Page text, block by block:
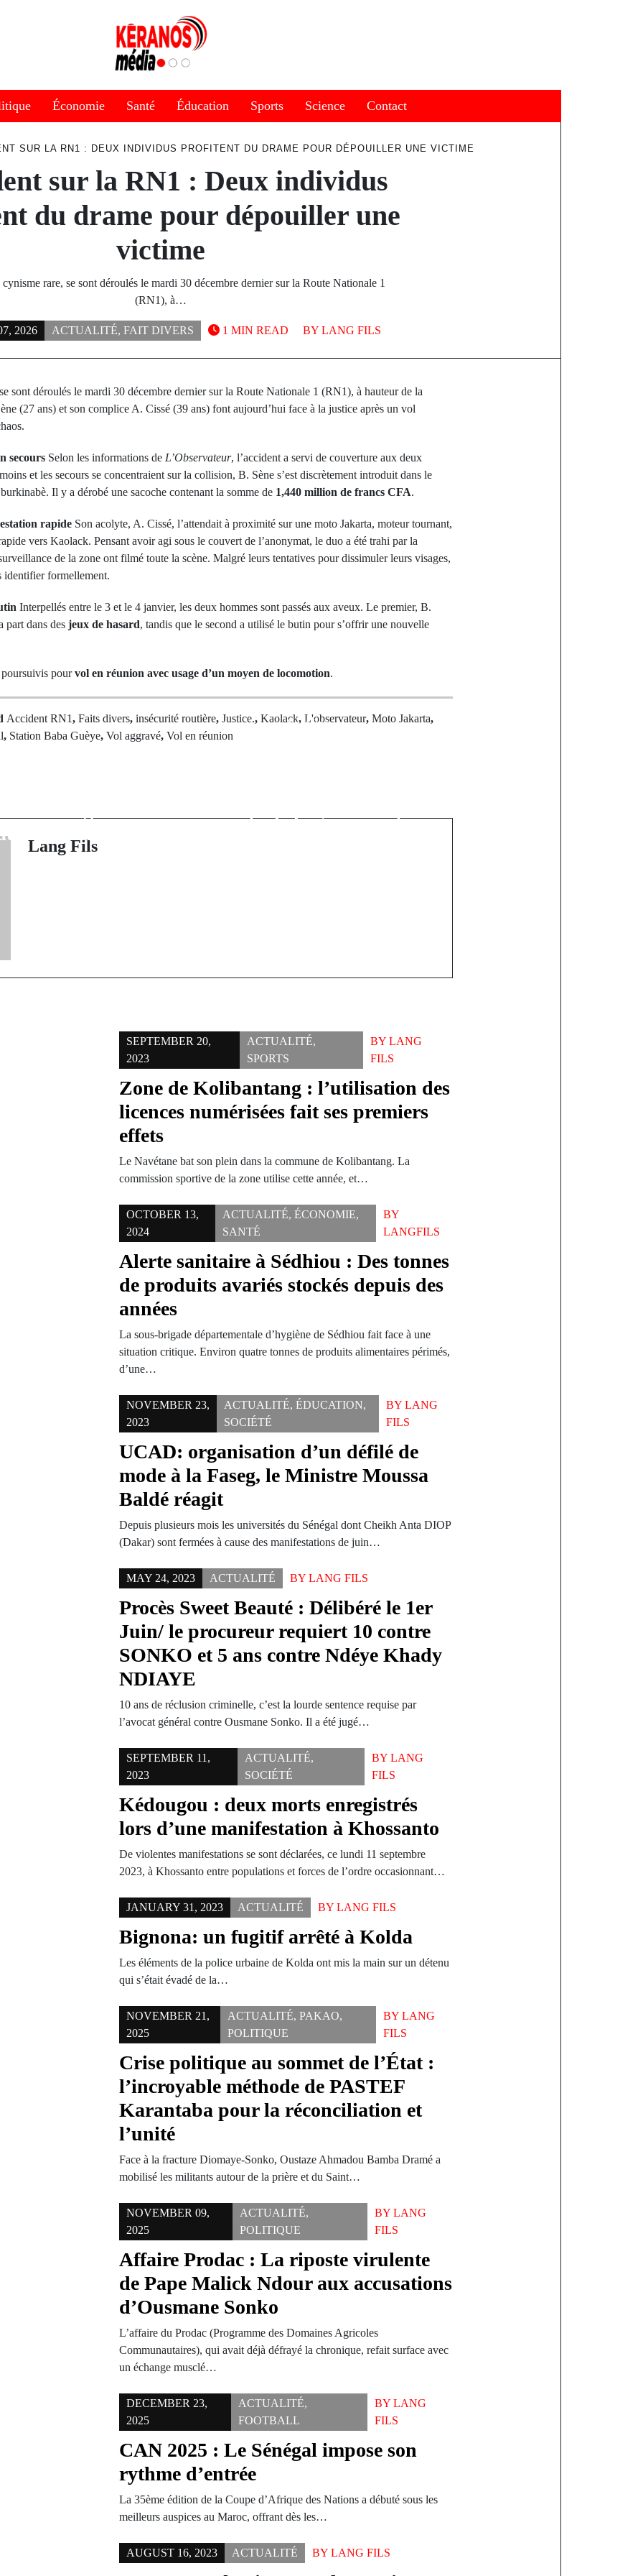
Économie Santé Éducation Sports Science Contact
SUR LA RN1 : DEUX INDIVIDUS PROFITENT DU DRAME POUR DÉPOUILLER UNE VICTIME
sur la RN1 : Deux individus
du drame pour dépouiller une
victime
cynisme rare, se sont déroulés le mardi 30 décembre dernier sur la Route Nationale 1
(RN1), à…
2026 ACTUALITÉ, FAIT DIVERS BY LANG FILS
1 MIN READ
sont déroulés le mardi 30 décembre dernier sur la Route Nationale 1 (RN1), à hauteur de la
(27 ans) et son complice A. Cissé (39 ans) font aujourd’hui face à la justice après un vol
secours Selon les informations de L’Observateur, l’accident a servi de couverture aux deux
et les secours se concentraient sur la collision, B. Sène s’est discrètement introduit dans le
Il y a dérobé une sacoche contenant la somme de 1,440 million de francs CFA.
rapide Son acolyte, A. Cissé, l’attendait à proximité sur une moto Jakarta, moteur tournant,
vers Kaolack. Pensant avoir agi sous le couvert de l’anonymat, le duo a été trahi par la
de la zone ont filmé toute la scène. Malgré leurs tentatives pour dissimuler leurs visages,
identifier formellement.
Interpellés entre le 3 et le 4 janvier, les deux hommes sont passés aux aveux. Le premier, B.
part dans des jeux de hasard, tandis que le second a utilisé le butin pour s’offrir une nouvelle
poursuivis pourvol en réunion avec usage d’un moyen de locomotion.
Accident RN1,Faits divers,insécurité routière,Justice.,Kaolack,L'observateur,Moto Jakarta,
, Station Baba Guèye,Vol aggravé,Vol en réunion
de force
Next Post
réussite de la grève contre
Lang Fils
SEPTEMBER 20,
2023
ACTUALITÉ,
SPORTS
BYLANG
FILS
Zone de Kolibantang : l’utilisation des
licences numérisées fait ses premiers
effets
Le Navétane bat son plein dans la commune de Kolibantang. La
commission sportive de la zone utilise cette année, et…
OCTOBER 13,
2024
ACTUALITÉ, ÉCONOMIE,
SANTÉ
BY
LANGFILS
Alerte sanitaire à Sédhiou : Des tonnes
de produits avariés stockés depuis des
années
La sous-brigade départementale d’hygiène de Sédhiou fait face à une
situation critique. Environ quatre tonnes de produits alimentaires périmés,
d’une…
NOVEMBER 23,
2023
ACTUALITÉ,ÉDUCATION,
SOCIÉTÉ
BY LANG
FILS
UCAD: organisation d’un défilé de
mode à la Faseg, le Ministre Moussa
Baldé réagit
Depuis plusieurs mois les universités du Sénégal dont Cheikh Anta DIOP
(Dakar) sont fermées à cause des manifestations de juin…
MAY 24, 2023 ACTUALITÉ BYLANG FILS
Procès Sweet Beauté : Délibéré le 1er
Juin/ le procureur requiert 10 contre
SONKO et 5 ans contre Ndéye Khady
NDIAYE
10 ans de réclusion criminelle, c’est la lourde sentence requise par
l’avocat général contre Ousmane Sonko. Il a été jugé…
SEPTEMBER 11,
2023
ACTUALITÉ,
SOCIÉTÉ
BYLANG
FILS
Kédougou : deux morts enregistrés
lors d’une manifestation à Khossanto
De violentes manifestations se sont déclarées, ce lundi 11 septembre
2023, à Khossanto entre populations et forces de l’ordre occasionnant…
JANUARY 31, 2023 ACTUALITÉ BYLANG FILS
Bignona: un fugitif arrêté à Kolda
Les éléments de la police urbaine de Kolda ont mis la main sur un détenu
qui s’était évadé de la…
NOVEMBER 21,
2025
ACTUALITÉ, PAKAO,
POLITIQUE
BYLANG
FILS
Crise politique au sommet de l’État :
l’incroyable méthode de PASTEF
Karantaba pour la réconciliation et
l’unité
Face à la fracture Diomaye-Sonko, Oustaze Ahmadou Bamba Dramé a
mobilisé les militants autour de la prière et du Saint…
NOVEMBER 09,
2025
ACTUALITÉ,
POLITIQUE
BYLANG
FILS
Affaire Prodac : La riposte virulente
de Pape Malick Ndour aux accusations
d’Ousmane Sonko
L’affaire du Prodac (Programme des Domaines Agricoles
Communautaires), qui avait déjà défrayé la chronique, refait surface avec
un échange musclé…
DECEMBER 23,
2025
ACTUALITÉ,
FOOTBALL
BY LANG
FILS
CAN 2025 : Le Sénégal impose son
rythme d’entrée
La 35ème édition de la Coupe d’Afrique des Nations a débuté sous les
meilleurs auspices au Maroc, offrant dès les…
AUGUST 16, 2023 ACTUALITÉ BYLANG FILS